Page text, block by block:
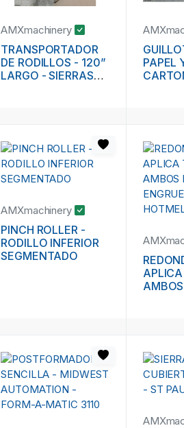
AMXmachinery
TRANSPORTADOR
DE RODILLOS - 120”
LARGO - SIERRAS
PAPEL
AMXmachinery
PINCH ROLLER -
RODILLO INFERIOR
SEGMENTADO